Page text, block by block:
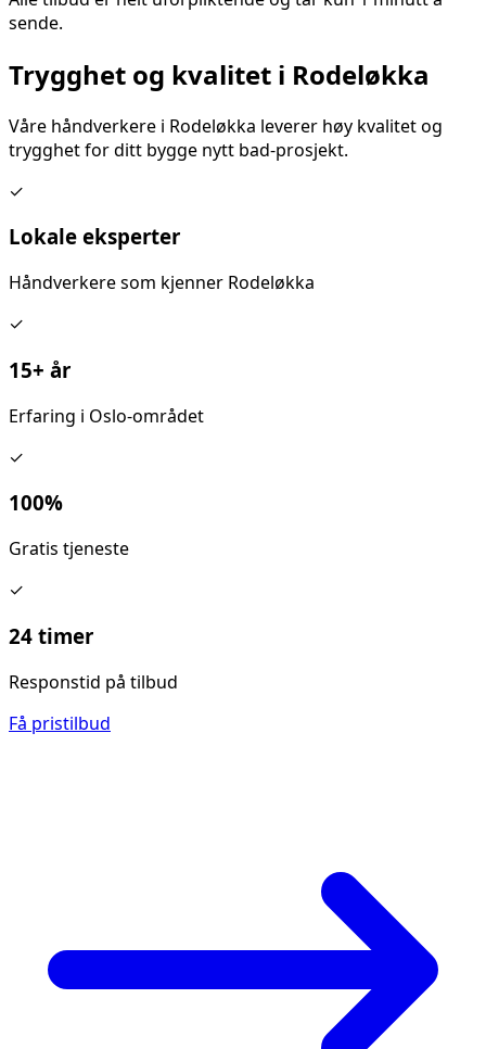
sende.
Trygghet og kvalitet i Rodeløkka
Våre håndverkere i Rodeløkka leverer høy kvalitet og
trygghet for ditt bygge nytt bad-prosjekt.
✓
Lokale eksperter
Håndverkere som kjenner Rodeløkka
✓
15+ år
Erfaring i Oslo-området
✓
100%
Gratis tjeneste
✓
24 timer
Responstid på tilbud
Få pristilbud